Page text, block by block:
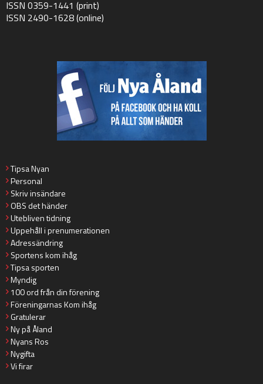
ISSN 0359-1441 (print)
ISSN 2490-1628 (online)
Tipsa Nyan
Personal
Skriv insändare
OBS det händer
Utebliven tidning
Uppehåll i prenumerationen
Adressändring
Sportens kom ihåg
Tipsa sporten
Myndig
100 ord från din förening
Föreningarnas Kom ihåg
Gratulerar
Ny på Åland
Nyans Ros
Nygifta
Vi firar